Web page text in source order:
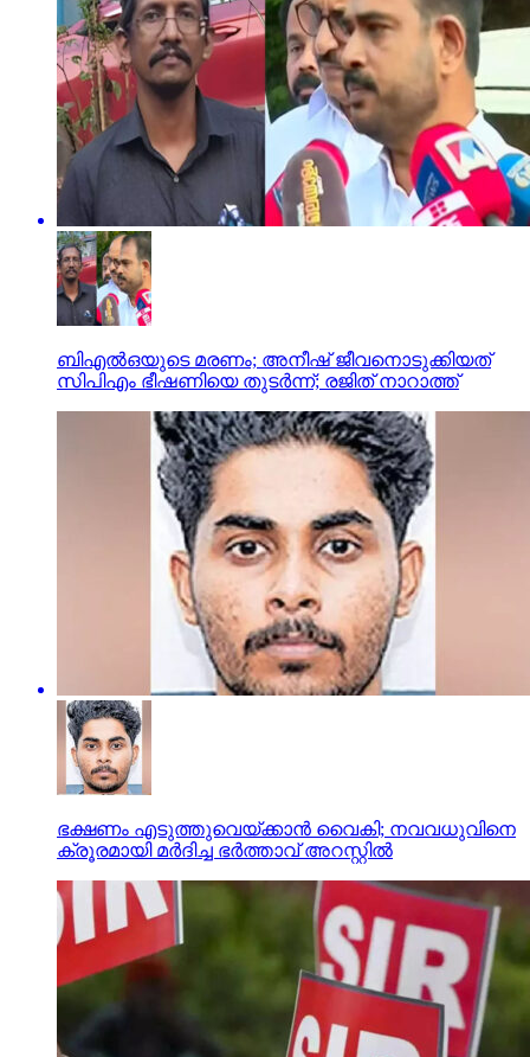
ബിഎല്‍ഒയുടെ മരണം; അനീഷ് ജീവനൊടുക്കിയത്
സിപിഎം ഭീഷണിയെ തുടര്‍ന്ന്; രജിത് നാറാത്ത്
ഭക്ഷണം എടുത്തുവെയ്ക്കാന്‍ വൈകി; നവവധുവിനെ
ക്രൂരമായി മര്‍ദിച്ച ഭര്‍ത്താവ് അറസ്റ്റില്‍